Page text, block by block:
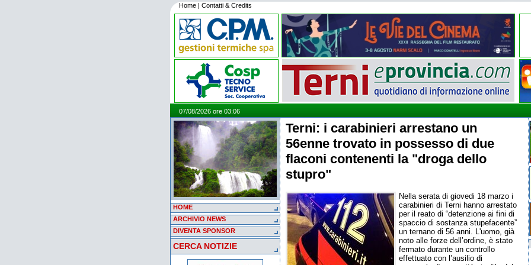
Home | Contatti & Credits
07/08/2026 ore 03:06
HOME
ARCHIVIO NEWS
DIVENTA SPONSOR
CERCA NOTIZIE
Terni: i carabinieri arrestano un
56enne trovato in possesso di due
flaconi contenenti la "droga dello
stupro"
Nella serata di giovedi 18 marzo i
carabinieri di Terni hanno arrestato
per il reato di “detenzione ai fini di
spaccio di sostanza stupefacente”
un ternano di 56 anni. L'uomo, già
noto alle forze dell’ordine, è stato
fermato durante un controllo
effettuato con l’ausilio di